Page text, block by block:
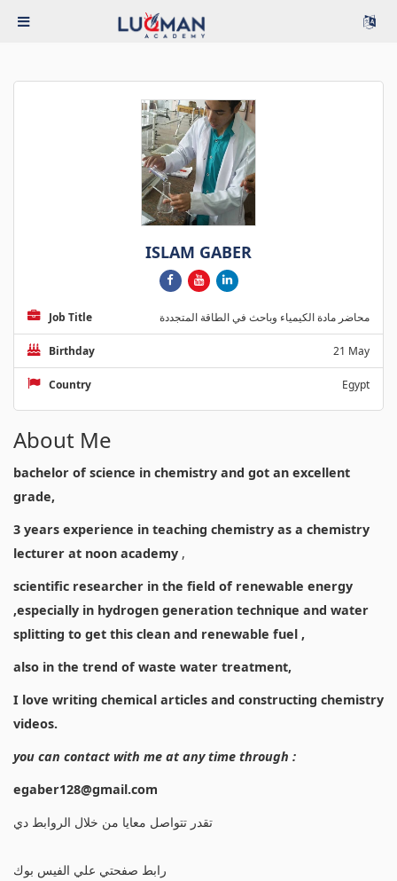
ISLAM GABER
Job Title محاضر مادة الكيمياء وباحث في الطاقة المتجددة
Birthday 21 May
Country Egypt
About Me
bachelor of science in chemistry and got an excellent
grade,
3 years experience in teaching chemistry as a chemistry
lecturer at noon academy ,
scientific researcher in the field of renewable energy
,especially in hydrogen generation technique and water
splitting to get this clean and renewable fuel ,
also in the trend of waste water treatment,
I love writing chemical articles and constructing chemistry
videos.
you can contact with me at any time through :
egaber128@gmail.com
تقدر تتواصل معايا من خلال الروابط دي
رابط صفحتي علي الفيس بوك